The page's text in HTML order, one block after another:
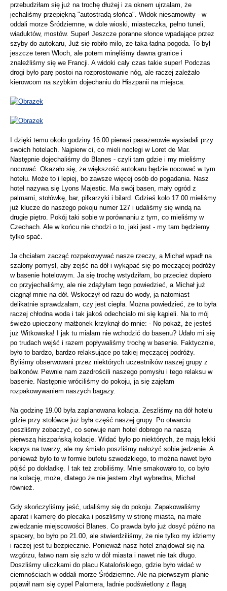
przebudziłam się już na trochę dłużej i za oknem ujrzałam, że
jechaliśmy przepiękną "autostradą słońca". Widok niesamowity - w
oddali morze Śródziemne, w dole wioski, miasteczka, pełno tuneli,
wiaduktów, mostów. Super! Jeszcze poranne słonce wpadające przez
szyby do autokaru, Już się robiło milo, ze taka ładna pogoda. To był
jeszcze teren Włoch, ale potem minęliśmy dawna granice i
znaleźliśmy się we Francji. A widoki cały czas takie super! Podczas
drogi było parę postoi na rozprostowanie nóg, ale raczej zależało
kierowcom na szybkim dojechaniu do Hiszpanii na miejsca.
I dzięki temu około godziny 16.00 pierwsi pasażerowie wysiadali przy
swoich hotelach. Najpierw ci, co mieli noclegi w Loret de Mar.
Następnie dojechaliśmy do Blanes - czyli tam gdzie i my mieliśmy
nocować. Okazało się, że większość autokaru będzie nocować w tym
hotelu. Może to i lepiej, bo zawsze więcej osób do pogadania. Nasz
hotel nazywa się Lyons Majestic. Ma swój basen, mały ogród z
palmami, stołówkę, bar, piłkarzyki i bilard. Gdzieś koło 17.00 mieliśmy
już klucze do naszego pokoju numer 127 i udaliśmy się windą na
drugie piętro. Pokój taki sobie w porównaniu z tym, co mieliśmy w
Czechach. Ale w końcu nie chodzi o to, jaki jest - my tam będziemy
tylko spać.
Ja chciałam zacząć rozpakowywać nasze rzeczy, a Michał wpadł na
szalony pomysł, aby zejść na dół i wykąpać się po meczącej podróży
w basenie hotelowym. Ja się trochę wstydziłam, bo przecież dopiero
co przyjechaliśmy, ale nie zdążyłam tego powiedzieć, a Michał już
ciągnął mnie na dół. Wskoczył od razu do wody, ja natomiast
delikatnie sprawdzałam, czy jest ciepła. Można powiedzieć, że to była
raczej chłodna woda i tak jakoś odechciało mi się kąpieli. Na to mój
świeżo upieczony małżonek krzyknął do mnie: - No pokaż, że jesteś
już Witkowska! I jak tu miałam nie wchodzić do basenu? Udało mi się
po trudach wejść i razem popływaliśmy trochę w basenie. Faktycznie,
było to bardzo, bardzo relaksujące po takiej męczącej podróży.
Byliśmy obserwowani przez niektórych uczestników naszej grupy z
balkonów. Pewnie nam zazdrościli naszego pomysłu i tego relaksu w
basenie. Następnie wróciliśmy do pokoju, ja się zajęłam
rozpakowywaniem naszych bagaży.
Na godzinę 19.00 była zaplanowana kolacja. Zeszliśmy na dół hotelu
gdzie przy stołówce już była część naszej grupy. Po otwarciu
poszliśmy zobaczyć, co serwuje nam hotel dobrego na naszą
pierwszą hiszpańską kolacje. Widać było po niektórych, że mają lekki
kaprys na twarzy, ale my śmiało poszliśmy nałożyć sobie jedzenie. A
ponieważ było to w formie bufetu szwedzkiego, to można nawet było
pójść po dokładkę. I tak też zrobiliśmy. Mnie smakowało to, co było
na kolację, może, dlatego że nie jestem zbyt wybredna, Michał
również.
Gdy skończyliśmy jeść, udaliśmy się do pokoju. Zapakowaliśmy
aparat i kamerę do plecaka i poszliśmy w stronę miasta, na małe
zwiedzanie miejscowości Blanes. Co prawda było już dosyć późno na
spacery, bo było po 21.00, ale stwierdziliśmy, że nie tylko my idziemy
i raczej jest tu bezpiecznie. Ponieważ nasz hotel znajdował się na
wzgórzu, łatwo nam się szło w dół miasta i nawet nie tak długo.
Doszliśmy uliczkami do placu Katalońskiego, gdzie było widać w
ciemnościach w oddali morze Śródziemne. Ale na pierwszym planie
pojawił nam się cypel Palomera, ładnie podświetlony z flagą